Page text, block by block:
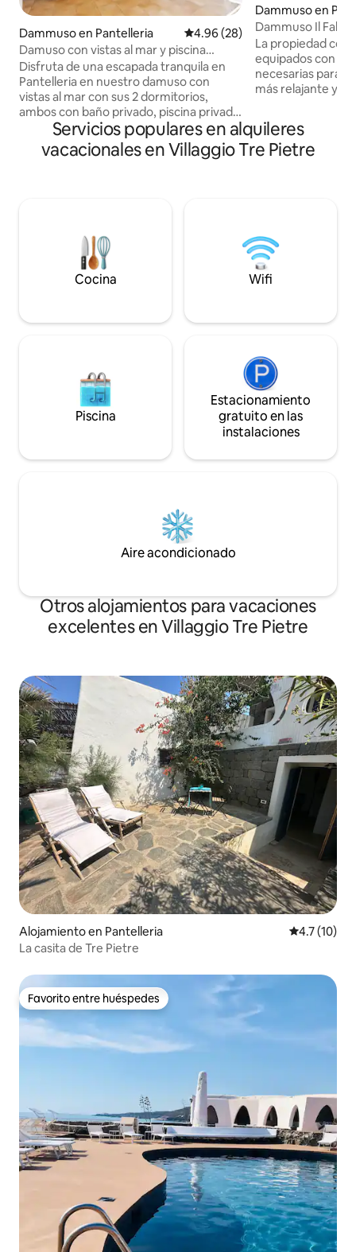
Dammuso en Pantelleria Calificación promedio: 4.96 de
4.96 (28)
Damuso con vistas al mar y piscina
privada
Disfruta de una escapada tranquila en
Pantelleria en nuestro damuso con
vistas al mar con sus 2 dormitorios,
ambos con baño privado, piscina privada
y un gran patio al aire libre. Ubicado en la
cima de un valle privado, nuestro
damuso es el lugar perfecto para
con vistas de 180° al mar. Por la noche,
admira la puesta de sol sobre Túnez
desde la terraza privada con una copa de
Dammuso en
Dammuso Il Falco
La propiedad
equipados con
necesarias para
más relajante y
metros
con olivares y
Pantelleria. El
y una alberca (del
septiembre)
Servicios populares en alquileres
vacacionales en Villaggio Tre Pietre
Cocina Wifi
Piscina
Estacionamiento
gratuito en las
instalaciones
Aire acondicionado
Otros alojamientos para vacaciones
excelentes en Villaggio Tre Pietre
Alojamiento en Pantelleria Calificación
4.7 (10)
La casita de Tre Pietre
Favorito entre huéspedes
Favorito entre huéspedes